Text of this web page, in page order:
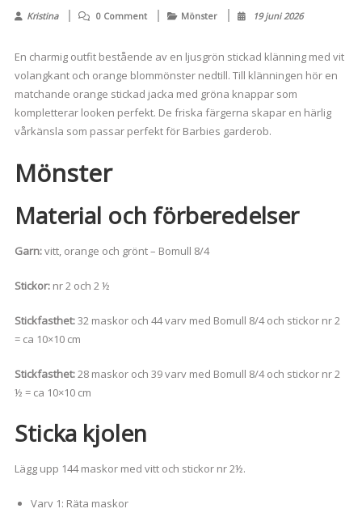
Kristina 0 Comment Mönster 19 juni 2026
En charmig outfit bestående av en ljusgrön stickad klänning med vit
volangkant och orange blommönster nedtill. Till klänningen hör en
matchande orange stickad jacka med gröna knappar som
kompletterar looken perfekt. De friska färgerna skapar en härlig
vårkänsla som passar perfekt för Barbies garderob.
Mönster
Material och förberedelser
Garn:vitt, orange och grönt – Bomull 8/4
Stickor:nr 2 och 2 ½
Stickfasthet:32 maskor och 44 varv med Bomull 8/4 och stickor nr 2
= ca 10×10 cm
Stickfasthet:28 maskor och 39 varv med Bomull 8/4 och stickor nr 2
½ = ca 10×10 cm
Sticka kjolen
Lägg upp 144 maskor med vitt och stickor nr 2½.
Varv 1: Räta maskor